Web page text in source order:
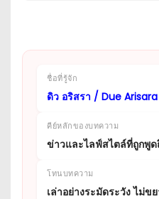
ชื่อที่รู้จัก
ดิว อริสรา / Due Arisara
คีย์หลักของบทความ
ข่าวและไลฟ์สไตล์ที่ถูกพูด
โทนบทความ
เล่าอย่างระมัดระวัง ไม่